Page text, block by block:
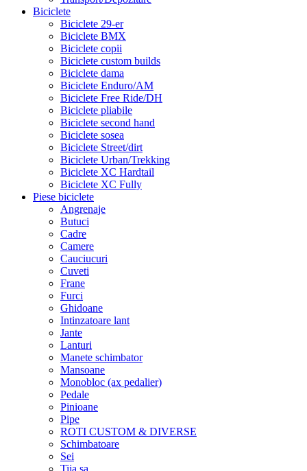
Biciclete
Biciclete 29-er
Biciclete BMX
Biciclete copii
Biciclete custom builds
Biciclete dama
Biciclete Enduro/AM
Biciclete Free Ride/DH
Biciclete pliabile
Biciclete second hand
Biciclete sosea
Biciclete Street/dirt
Biciclete Urban/Trekking
Biciclete XC Hardtail
Biciclete XC Fully
Piese biciclete
Angrenaje
Butuci
Cadre
Camere
Cauciucuri
Cuveti
Frane
Furci
Ghidoane
Intinzatoare lant
Jante
Lanturi
Manete schimbator
Mansoane
Monobloc (ax pedalier)
Pedale
Pinioane
Pipe
ROTI CUSTOM & DIVERSE
Schimbatoare
Sei